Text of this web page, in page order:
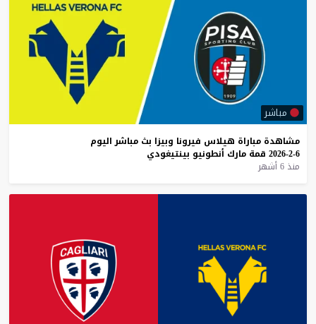
مباشر
مشاهدة مباراة هيلاس فيرونا وبيزا بث مباشر اليوم
6-2-2026
قمة مارك أنطونيو بينتيغودي
منذ 6 أشهر